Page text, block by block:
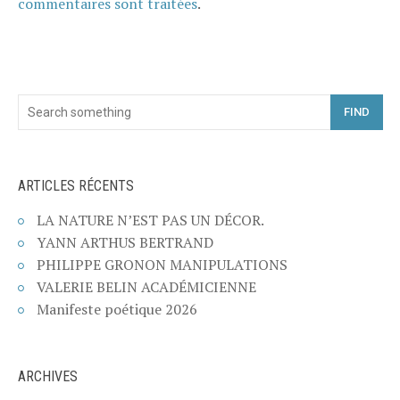
FIND
ARTICLES RÉCENTS
LA NATURE N’EST PAS UN DÉCOR.
YANN ARTHUS BERTRAND
PHILIPPE GRONON MANIPULATIONS
VALERIE BELIN ACADÉMICIENNE
Manifeste poétique 2026
ARCHIVES